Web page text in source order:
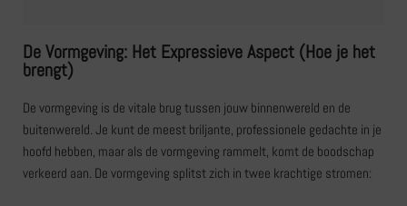
De Vormgeving: Het Expressieve Aspect (Hoe je het
brengt)
De vormgeving is de vitale brug tussen jouw binnenwereld en de
buitenwereld. Je kunt de meest briljante, professionele gedachte in je
hoofd hebben, maar als de vormgeving rammelt, komt de boodschap
verkeerd aan. De vormgeving splitst zich in twee krachtige stromen: